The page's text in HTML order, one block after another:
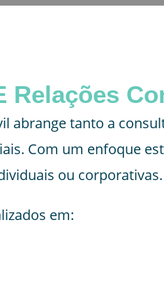
Relações
abrange tanto a
Com um enfoque
ou corporativas.
em: